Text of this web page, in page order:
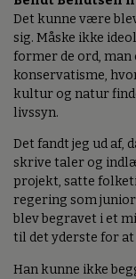
Det kunne være
sig. Måske ikke
former de ord,
konservatisme,
kultur og natur
livssyn.
Det fandt jeg ud af,
skrive taler og
projekt, satte
regering som
blev begravet i et
til det yderste for at
Han kunne ikke